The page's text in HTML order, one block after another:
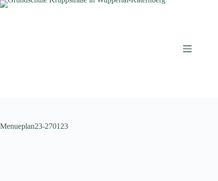
Zum
Menueplan23-270123